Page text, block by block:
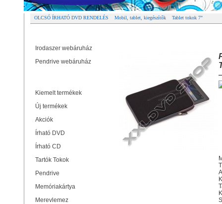
OLCSÓ ÍRHATÓ DVD RENDELÉS Mobil, tablet, kiegészítők Tablet tokok 7"
Irodaszer webáruház
Pendrive webáruház
Kiemelt termékek
Új termékek
Akciók
Írható DVD
Írható CD
Tartók Tokok
Pendrive
Memóriakártya
Merevlemez